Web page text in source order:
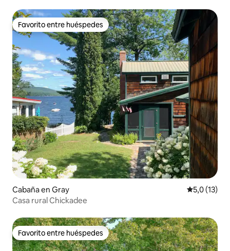
Favorito entre huéspedes
Favorito entre huéspedes
Cabaña en Gray Calificación
5,0 (13)
Casa rural Chickadee
Favorito entre huéspedes
Favorito entre huéspedes